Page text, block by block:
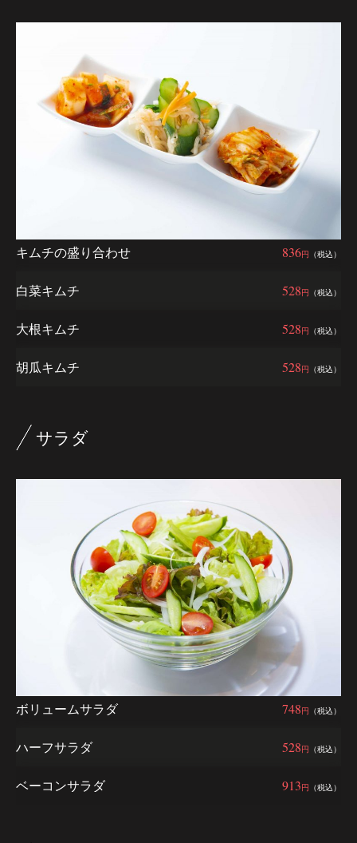
836円 （税込）
キムチの盛り合わせ
528円 （税込）
白菜キムチ
528円 （税込）
大根キムチ
528円 （税込）
胡瓜キムチ
サラダ
748円 （税込）
ボリュームサラダ
528円 （税込）
ハーフサラダ
913円 （税込）
ベーコンサラダ